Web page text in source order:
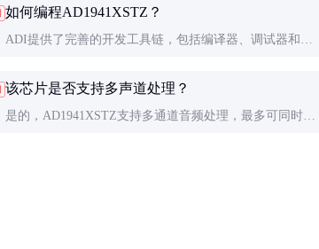
如何编程AD1941XSTZ？
ADI提供了完善的开发工具链，包括编译器、调试器和示
过SPI或UART接口下载程序。
该芯片是否支持多声道处理？
是的，AD1941XSTZ支持多通道音频处理，最多可同时处